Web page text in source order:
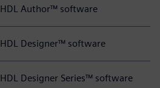
HDL Author™ software
HDL Designer™ software
HDL Designer Series™ software